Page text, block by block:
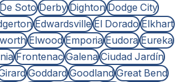
De Soto Derby Dighton Dodge City
Edwardsville El Dorado Elkhart
Elwood Emporia Eudora Eureka
Frontenac Galena Ciudad Jardín
Goddard Goodland Great Bend